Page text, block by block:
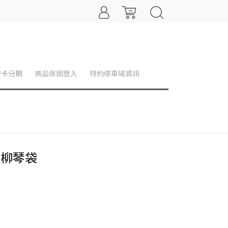
分期 商品保固登入 特約停車場資訊
琴袋